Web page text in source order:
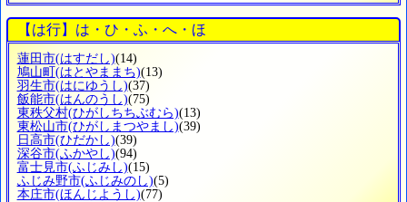
【は行】は・ひ・ふ・へ・ほ
蓮田市(はすだし)(14)
鳩山町(はとやままち)(13)
羽生市(はにゆうし)(37)
飯能市(はんのうし)(75)
東秩父村(ひがしちちぶむら)(13)
東松山市(ひがしまつやまし)(39)
日高市(ひだかし)(39)
深谷市(ふかやし)(94)
富士見市(ふじみし)(15)
ふじみ野市(ふじみのし)(5)
本庄市(ほんじようし)(77)